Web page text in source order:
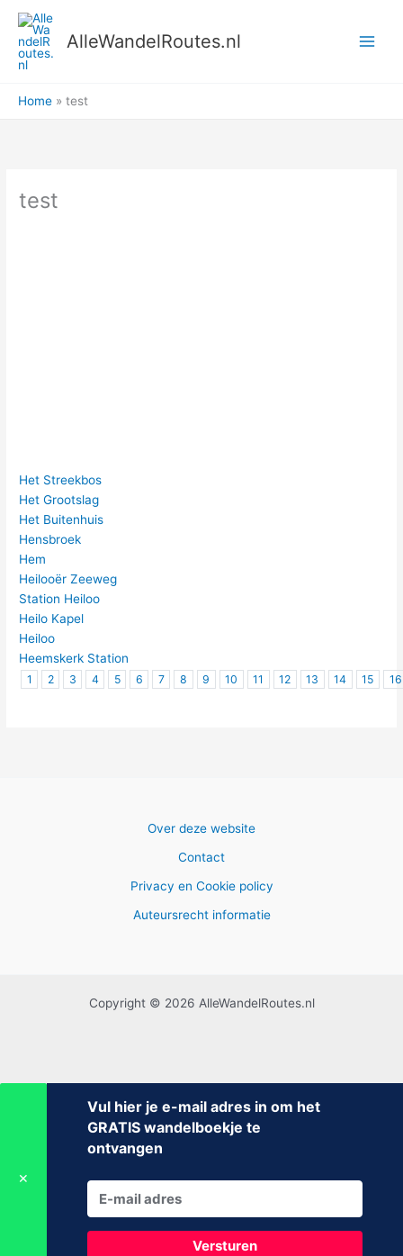
naar
inhoud
AlleWandelRoutes.nl
Home test
test
Het Streekbos
Het Grootslag
Het Buitenhuis
Hensbroek
Hem
Heilooër Zeeweg
Station Heiloo
Heilo Kapel
Heiloo
Heemskerk Station
1 2 3 4 5 6 7 8 9 10 11 12 13 14 15 16
Over deze website
Contact
Privacy en Cookie policy
Auteursrecht informatie
Copyright © 2026 AlleWandelRoutes.nl
✕
Vul hier je e-mail adres in om het
GRATIS wandelboekje te
ontvangen
Versturen